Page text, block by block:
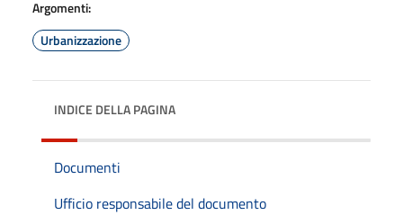
Argomenti:
Urbanizzazione
INDICE DELLA PAGINA
Documenti
Ufficio responsabile del documento